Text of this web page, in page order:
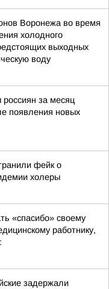
Воронежа во время
холодного
выходных
воду
за месяц
появления новых
фейк о
холеры
«спасибо» своему
работнику,
задержали